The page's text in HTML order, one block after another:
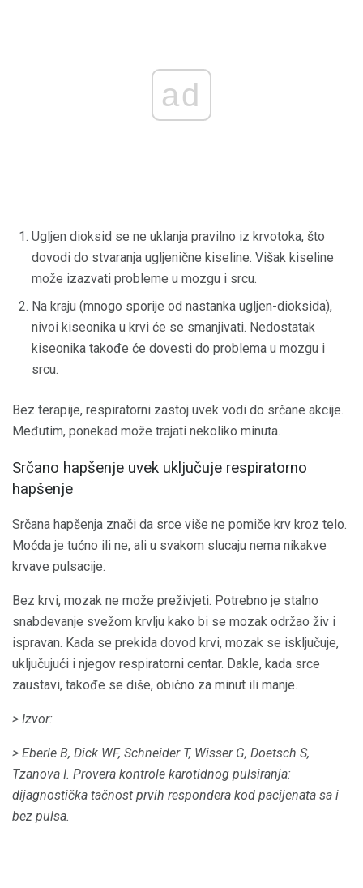
ad
Ugljen dioksid se ne uklanja pravilno iz krvotoka, što
dovodi do stvaranja ugljenične kiseline. Višak kiseline
može izazvati probleme u mozgu i srcu.
Na kraju (mnogo sporije od nastanka ugljen-dioksida),
nivoi kiseonika u krvi će se smanjivati. Nedostatak
kiseonika takođe će dovesti do problema u mozgu i
srcu.
Bez terapije, respiratorni zastoj uvek vodi do srčane akcije.
Međutim, ponekad može trajati nekoliko minuta.
Srčano hapšenje uvek uključuje respiratorno
hapšenje
Srčana hapšenja znači da srce više ne pomiče krv kroz telo.
Moćda je tućno ili ne, ali u svakom slucaju nema nikakve
krvave pulsacije.
Bez krvi, mozak ne može preživjeti. Potrebno je stalno
snabdevanje svežom krvlju kako bi se mozak održao živ i
ispravan. Kada se prekida dovod krvi, mozak se isključuje,
uključujući i njegov respiratorni centar. Dakle, kada srce
zaustavi, takođe se diše, obično za minut ili manje.
> Izvor:
> Eberle B, Dick WF, Schneider T, Wisser G, Doetsch S,
Tzanova I. Provera kontrole karotidnog pulsiranja:
dijagnostička tačnost prvih respondera kod pacijenata sa i
bez pulsa.